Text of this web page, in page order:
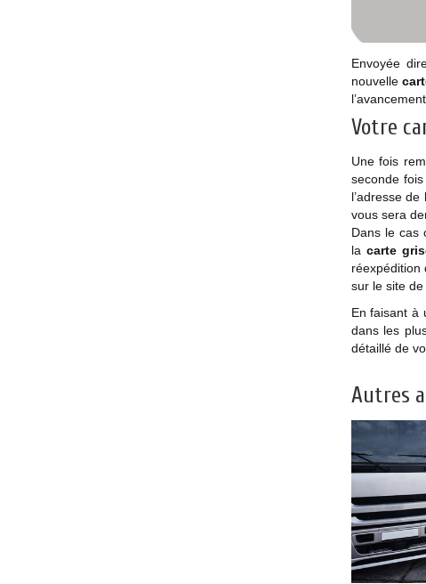
Envoyée
nouvelle
Votre
Une fois
seconde
l’adresse
vous sera
Dans le cas
la carte
réexpédition
sur le site de
En faisant à
dans les
détaillé de
Autres